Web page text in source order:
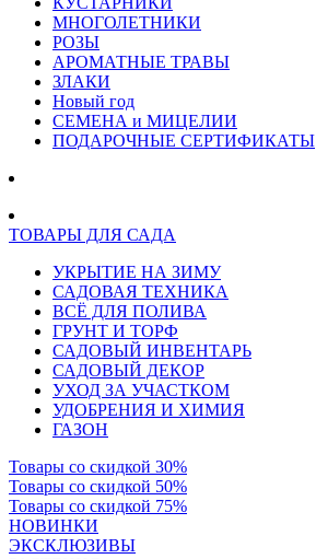
МНОГОЛЕТНИКИ
РОЗЫ
АРОМАТНЫЕ ТРАВЫ
ЗЛАКИ
Новый год
СЕМЕНА и МИЦЕЛИИ
ПОДАРОЧНЫЕ СЕРТИФИКАТЫ
ТОВАРЫ ДЛЯ САДА
УКРЫТИЕ НА ЗИМУ
САДОВАЯ ТЕХНИКА
ВСЁ ДЛЯ ПОЛИВА
ГРУНТ И ТОРФ
САДОВЫЙ ИНВЕНТАРЬ
САДОВЫЙ ДЕКОР
УХОД ЗА УЧАСТКОМ
УДОБРЕНИЯ И ХИМИЯ
ГАЗОН
Товары со скидкой 30%
Товары со скидкой 50%
Товары со скидкой 75%
НОВИНКИ
ЭКСКЛЮЗИВЫ